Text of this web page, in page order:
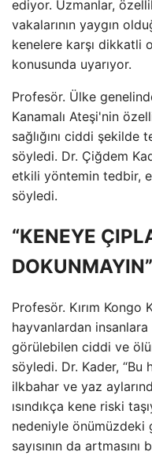
ediyor. Uzmanlar,
vakalarının yaygın
kenelere karşı dikkatli
konusunda uyarıyor.
Profesör. Ülke
Kanamalı Ateşi'nin
sağlığını ciddi şekilde
söyledi. Dr. Çiğdem
etkili yöntemin tedbir,
söyledi.
“KENEYE
DOKUNMAYIN”
Profesör. Kırım Kongo
hayvanlardan
görülebilen ciddi ve
söyledi. Dr. Kader, “Bu
ilkbahar ve yaz
ısındıkça kene riski
nedeniyle önümüzdeki
sayısının da